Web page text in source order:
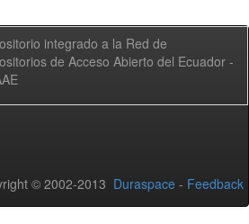
integrado a la Red de
de Acceso Abierto del Ecuador -
© 2002-2013 Duraspace - Feedback